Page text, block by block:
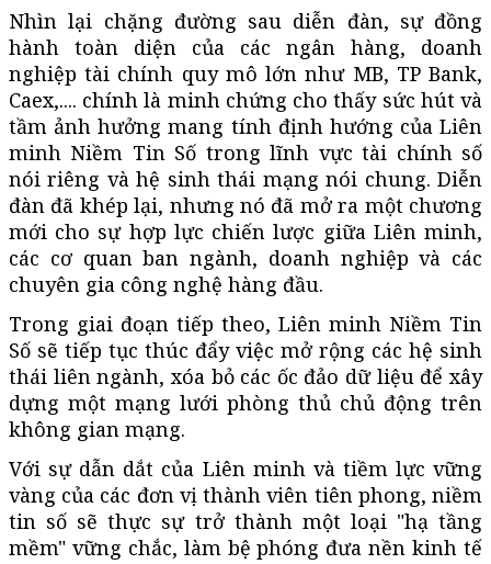
Nhìn lại chặng đường sau diễn đàn, sự đồng
hành toàn diện của các ngân hàng, doanh
nghiệp tài chính quy mô lớn như MB, TP Bank,
Caex,.... chính là minh chứng cho thấy sức hút và
tầm ảnh hưởng mang tính định hướng của Liên
minh Niềm Tin Số trong lĩnh vực tài chính số
nói riêng và hệ sinh thái mạng nói chung. Diễn
đàn đã khép lại, nhưng nó đã mở ra một chương
mới cho sự hợp lực chiến lược giữa Liên minh,
các cơ quan ban ngành, doanh nghiệp và các
chuyên gia công nghệ hàng đầu.
Trong giai đoạn tiếp theo, Liên minh Niềm Tin
Số sẽ tiếp tục thúc đẩy việc mở rộng các hệ sinh
thái liên ngành, xóa bỏ các ốc đảo dữ liệu để xây
dựng một mạng lưới phòng thủ chủ động trên
không gian mạng.
Với sự dẫn dắt của Liên minh và tiềm lực vững
vàng của các đơn vị thành viên tiên phong, niềm
tin số sẽ thực sự trở thành một loại "hạ tầng
mềm" vững chắc, làm bệ phóng đưa nền kinh tế